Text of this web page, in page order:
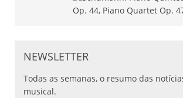
NEWSLETTER
Todas as semanas, o resumo das
musical.